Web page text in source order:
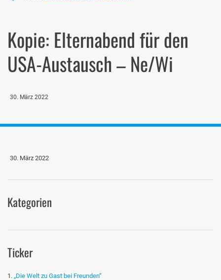
Kopie: Elternabend für den
USA-Austausch – Ne/Wi
30. März 2022
30. März 2022
Kategorien
Ticker
„Die Welt zu Gast bei Freunden“